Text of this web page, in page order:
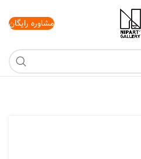
مشاوره رایگان